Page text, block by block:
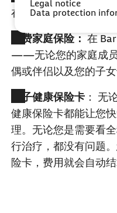
Legal notice
Data protection
在所有注册的医生和
免费家庭保险： 在
——无论您的家庭成员
偶或伴侣以及您的子
电子健康保险卡： 无
健康保险卡都能让您
理。无论您是需要看
行治疗，都没有问题
险卡，费用就会自动